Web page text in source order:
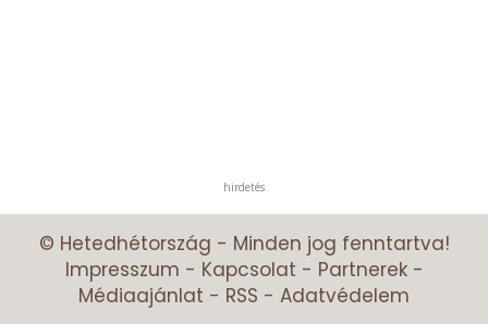
hirdetés
© Hetedhétország - Minden jog fenntartva!
Impresszum - Kapcsolat - Partnerek-
Médiaajánlat - RSS - Adatvédelem